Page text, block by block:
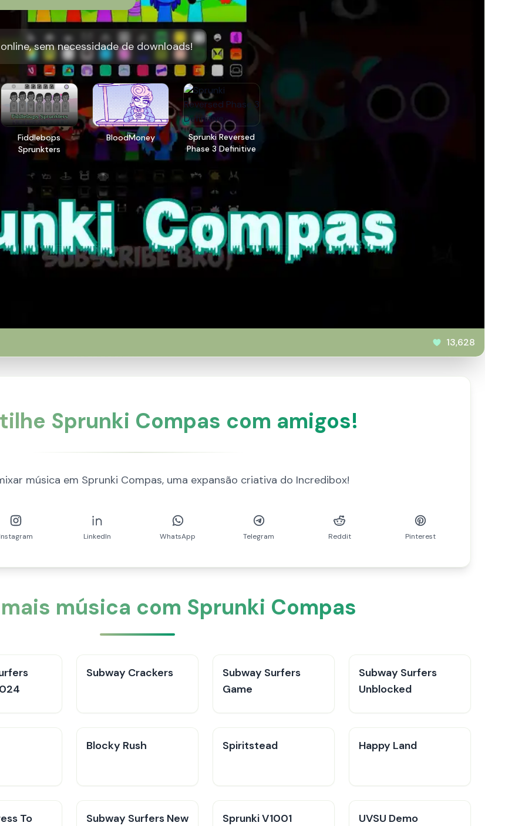
Subway Surfers
sem necessidade de downloads!
Fiddlebops
Sprunkters
BloodMoney
Sprunki Reversed
Phase 3 Definitive
13,628
Sprunki Compas com amigos!
música em Sprunki Compas, uma expansão criativa do Incredibox!
Instagram LinkedIn WhatsApp Telegram Reddit Pinterest
música com Sprunki Compas
Subway Crackers
Subway Surfers
Game
Subway Surfers
Unblocked
Blocky Rush Spiritstead Happy Land
To
Subway Surfers New
Sprunki V1001 UVSU Demo